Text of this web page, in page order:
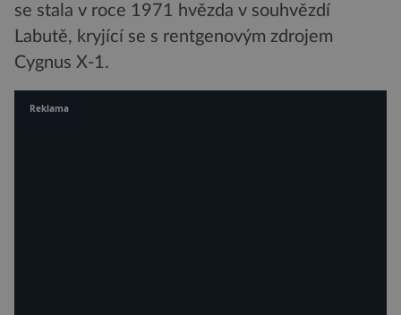
se stala v roce 1971 hvězda v souhvězdí
Labutě, kryjící se s rentgenovým zdrojem
Cygnus X-1.
Reklama